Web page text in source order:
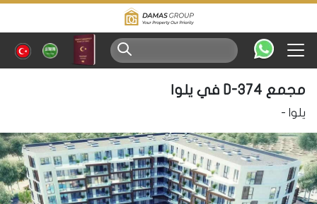
مجمع D-374 في يلوا
يلوا -